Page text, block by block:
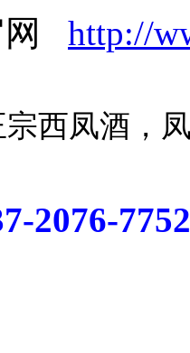
网 http://
宗西凤酒
2076-7752